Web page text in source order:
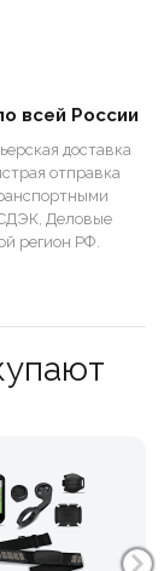
всей России
доставка
отправка
Деловые
регион РФ.